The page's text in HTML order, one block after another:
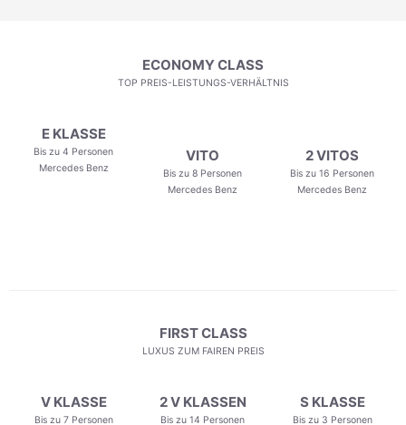
ECONOMY CLASS
TOP PREIS-LEISTUNGS-VERHÄLTNIS
E KLASSE
Bis zu 4 Personen
Mercedes Benz
VITO
Bis zu 8 Personen
Mercedes Benz
2 VITOS
Bis zu 16 Personen
Mercedes Benz
FIRST CLASS
LUXUS ZUM FAIREN PREIS
V KLASSE
Bis zu 7 Personen
2 V KLASSEN
Bis zu 14 Personen
S KLASSE
Bis zu 3 Personen